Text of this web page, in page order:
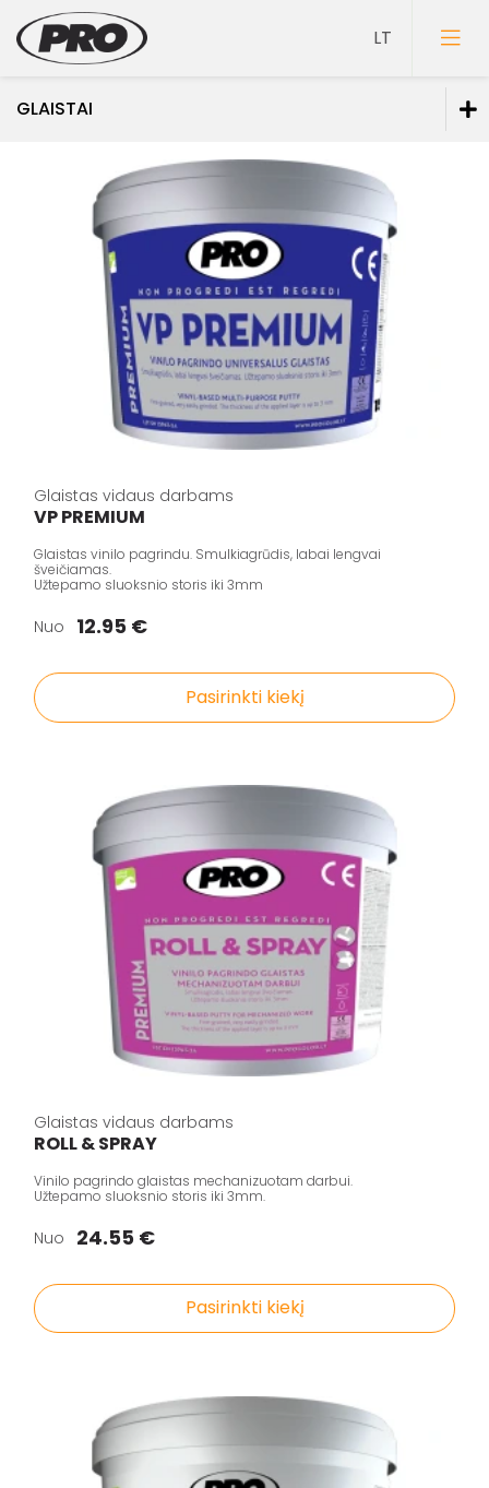
GLAISTAI
Gruntai
Glaistai vidaus darbams
Glaistai lauko darbams
Glaistai medienai
Spec. paskirties glaistai
Klijai
Mozaikiniai tinkai
Struktūriniai tinkai
Dekoravimo glaistai
Statybiniai sandarikliai
Spec. paskirties priemonės
Darbo priemonės
Pristatymo taisyklės
Pirkimo taisyklės
Glaistas vidaus darbams
VP PREMIUM
Glaistas vinilo pagrindu. Smulkiagrūdis, labai lengvai
šveičiamas.
Užtepamo sluoksnio storis iki 3mm
Nuo 12.95 €
Pasirinkti kiekį
Glaistas vidaus darbams
ROLL & SPRAY
Vinilo pagrindo glaistas mechanizuotam darbui.
Užtepamo sluoksnio storis iki 3mm.
Nuo 24.55 €
Pasirinkti kiekį